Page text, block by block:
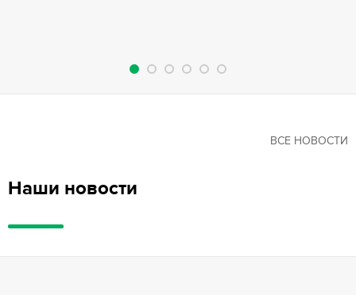
Наши новости
ВСЕ НОВОСТИ